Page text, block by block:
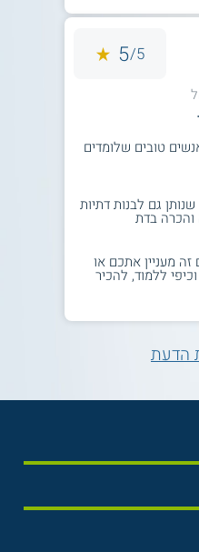
5/
5
טובים שלומדים
גם לבנות דתיות
בדת
מעניין אתכם או
ללמוד, להכיר
הדעת